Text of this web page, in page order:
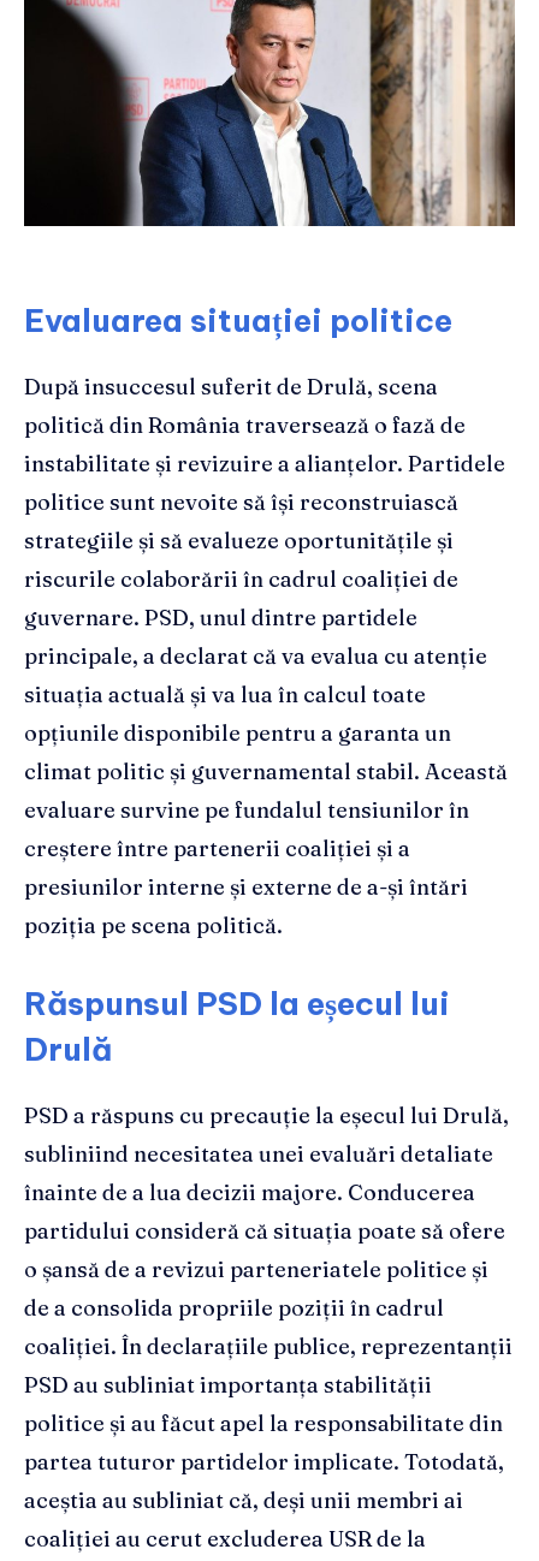
Evaluarea situației politice
După insuccesul suferit de Drulă, scena
politică din România traversează o fază de
instabilitate și revizuire a alianțelor. Partidele
politice sunt nevoite să își reconstruiască
strategiile și să evalueze oportunitățile și
riscurile colaborării în cadrul coaliției de
guvernare. PSD, unul dintre partidele
principale, a declarat că va evalua cu atenție
situația actuală și va lua în calcul toate
opțiunile disponibile pentru a garanta un
climat politic și guvernamental stabil. Această
evaluare survine pe fundalul tensiunilor în
creștere între partenerii coaliției și a
presiunilor interne și externe de a-și întări
poziția pe scena politică.
Răspunsul PSD la eșecul lui
Drulă
PSD a răspuns cu precauție la eșecul lui Drulă,
subliniind necesitatea unei evaluări detaliate
înainte de a lua decizii majore. Conducerea
partidului consideră că situația poate să ofere
o șansă de a revizui parteneriatele politice și
de a consolida propriile poziții în cadrul
coaliției. În declarațiile publice, reprezentanții
PSD au subliniat importanța stabilității
politice și au făcut apel la responsabilitate din
partea tuturor partidelor implicate. Totodată,
aceștia au subliniat că, deși unii membri ai
coaliției au cerut excluderea USR de la